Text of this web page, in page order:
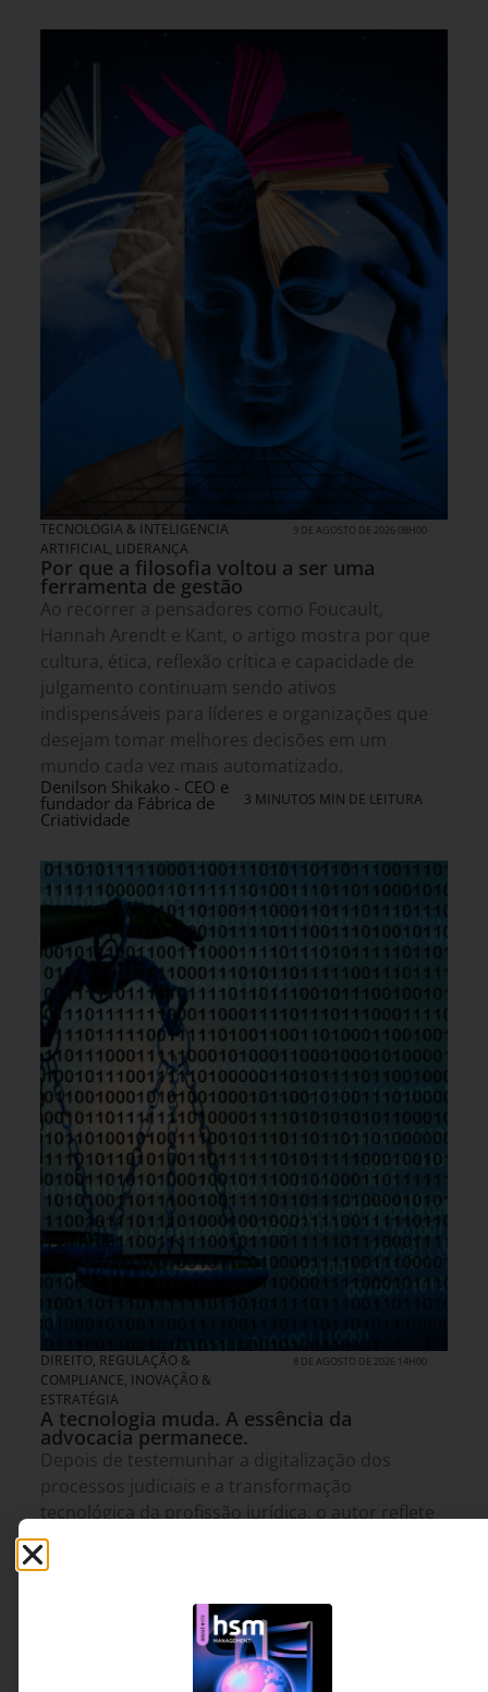
TECNOLOGIA & INTELIGENCIA
ARTIFICIAL, LIDERANÇA
9 DE AGOSTO DE 2026 08H00
Por que a filosofia voltou a ser uma
ferramenta de gestão
Ao recorrer a pensadores como Foucault,
Hannah Arendt e Kant, o artigo mostra por que
cultura, ética, reflexão crítica e capacidade de
julgamento continuam sendo ativos
indispensáveis para líderes e organizações que
desejam tomar melhores decisões em um
mundo cada vez mais automatizado.
Denilson Shikako - CEO e
fundador da Fábrica de
Criatividade
3 MINUTOS MIN DE LEITURA
DIREITO, REGULAÇÃO &
COMPLIANCE, INOVAÇÃO &
ESTRATÉGIA
8 DE AGOSTO DE 2026 14H00
A tecnologia muda. A essência da
advocacia permanece.
Depois de testemunhar a digitalização dos
processos judiciais e a transformação
tecnológica da profissão jurídica, o autor reflete
sobre a próxima grande mudança da advocacia.
O artigo argumenta que a inteligência artificial
ampliação das capacidades humanas, e não
como substituta das competências que tornam o
trabalho jurídico verdadeiramente valioso.